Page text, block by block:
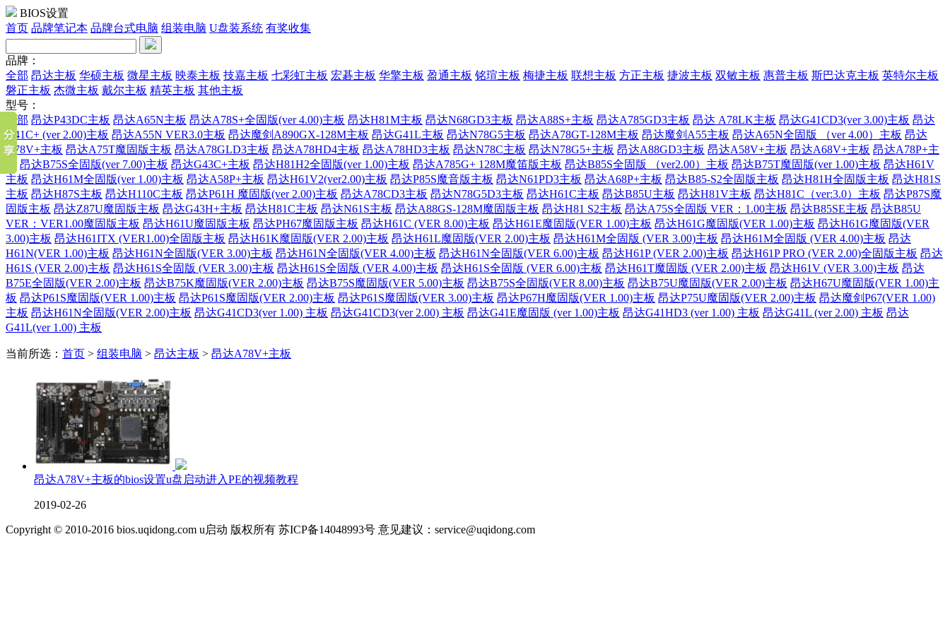
BIOS设置
首页 品牌笔记本 品牌台式电脑 组装电脑 U盘装系统 有奖收集
品牌：
全部 昂达主板 华硕主板 微星主板 映泰主板 技嘉主板 七彩虹主板 宏碁主板 华擎主板 盈通主板 铭瑄主板 梅捷主板 联想主板 方正主板 捷波主板 双敏主板 惠普主板 斯巴达克主板 英特尔主板
磐正主板 杰微主板 戴尔主板 精英主板 其他主板
型号：
全部 昂达P43DC主板 昂达A65N主板 昂达A78S+全固版(ver 4.00)主板 昂达H81M主板 昂达N68GD3主板 昂达A88S+主板 昂达A785GD3主板 昂达 A78LK主板 昂达G41CD3(ver 3.00)主板 昂达
G41C+ (ver 2.00)主板 昂达A55N VER3.0主板 昂达魔剑A890GX-128M主板 昂达G41L主板 昂达N78G5主板 昂达A78GT-128M主板 昂达魔剑A55主板 昂达A65N全固版 （ver 4.00）主板 昂达
A78V+主板 昂达A75T魔固版主板 昂达A78GLD3主板 昂达A78HD4主板 昂达A78HD3主板 昂达N78C主板 昂达N78G5+主板 昂达A88GD3主板 昂达A58V+主板 昂达A68V+主板 昂达A78P+主
昂达B75S全固版(ver 7.00)主板 昂达G43C+主板 昂达H81H2全固版(ver 1.00)主板 昂达A785G+ 128M魔笛版主板 昂达B85S全固版 （ver2.00）主板 昂达B75T魔固版(ver 1.00)主板 昂达H61V
主板 昂达H61M全固版(ver 1.00)主板 昂达A58P+主板 昂达H61V2(ver2.00)主板 昂达P85S魔音版主板 昂达N61PD3主板 昂达A68P+主板 昂达B85-S2全固版主板 昂达H81H全固版主板 昂达H81S
主板 昂达H87S主板 昂达H110C主板 昂达P61H 魔固版(ver 2.00)主板 昂达A78CD3主板 昂达N78G5D3主板 昂达H61C主板 昂达B85U主板 昂达H81V主板 昂达H81C（ver:3.0）主板 昂达P87S魔
固版主板 昂达Z87U魔固版主板 昂达G43H+主板 昂达H81C主板 昂达N61S主板 昂达A88GS-128M魔固版主板 昂达H81 S2主板 昂达A75S全固版 VER：1.00主板 昂达B85SE主板 昂达B85U
VER：VER1.00魔固版主板 昂达H61U魔固版主板 昂达PH67魔固版主板 昂达H61C (VER 8.00)主板 昂达H61E魔固版(VER 1.00)主板 昂达H61G魔固版(VER 1.00)主板 昂达H61G魔固版(VER
3.00)主板 昂达H61ITX (VER1.00)全固版主板 昂达H61K魔固版(VER 2.00)主板 昂达H61L魔固版(VER 2.00)主板 昂达H61M全固版 (VER 3.00)主板 昂达H61M全固版 (VER 4.00)主板 昂达
H61N(VER 1.00)主板 昂达H61N全固版(VER 3.00)主板 昂达H61N全固版(VER 4.00)主板 昂达H61N全固版(VER 6.00)主板 昂达H61P (VER 2.00)主板 昂达H61P PRO (VER 2.00)全固版主板 昂达
H61S (VER 2.00)主板 昂达H61S全固版 (VER 3.00)主板 昂达H61S全固版 (VER 4.00)主板 昂达H61S全固版 (VER 6.00)主板 昂达H61T魔固版 (VER 2.00)主板 昂达H61V (VER 3.00)主板 昂达
B75E全固版(VER 2.00)主板 昂达B75K魔固版(VER 2.00)主板 昂达B75S魔固版(VER 5.00)主板 昂达B75S全固版(VER 8.00)主板 昂达B75U魔固版(VER 2.00)主板 昂达H67U魔固版(VER 1.00)主
板 昂达P61S魔固版(VER 1.00)主板 昂达P61S魔固版(VER 2.00)主板 昂达P61S魔固版(VER 3.00)主板 昂达P67H魔固版(VER 1.00)主板 昂达P75U魔固版(VER 2.00)主板 昂达魔剑P67(VER 1.00)
主板 昂达H61N全固版(VER 2.00)主板 昂达G41CD3(ver 1.00) 主板 昂达G41CD3(ver 2.00) 主板 昂达G41E魔固版 (ver 1.00)主板 昂达G41HD3 (ver 1.00) 主板 昂达G41L (ver 2.00) 主板 昂达
G41L(ver 1.00) 主板
当前所选： 首页 > 组装电脑 > 昂达主板 > 昂达A78V+主板
昂达A78V+主板的bios设置u盘启动进入PE的视频教程
2019-02-26
Copyright © 2010-2016 bios.uqidong.com u启动 版权所有 苏ICP备14048993号 意见建议：service@uqidong.com